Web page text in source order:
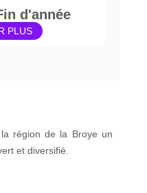
d'année
PLUS
région de la Broye un
et diversifié.